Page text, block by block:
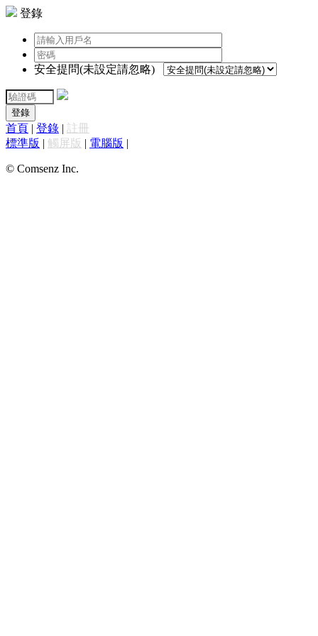
登錄
安全提問(未設定請忽略)
登錄
首頁 | 登錄 | 註冊
標準版 | 觸屏版 | 電腦版 |
© Comsenz Inc.